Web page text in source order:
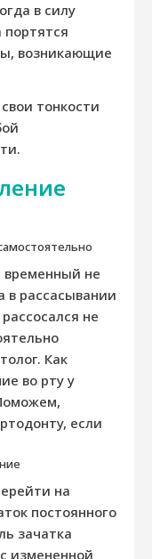
в силу
портятся
возникающие
тонкости
временный не
в рассасывании
не
Как
во рту у
если
на
постоянного
зачатка
измененной